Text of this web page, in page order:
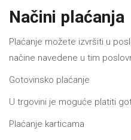
Načini plaćanja
Plaćanje možete izvršiti u
načine navedene u tim
Gotovinsko plaćanje
U trgovini je moguće platiti
Plaćanje karticama